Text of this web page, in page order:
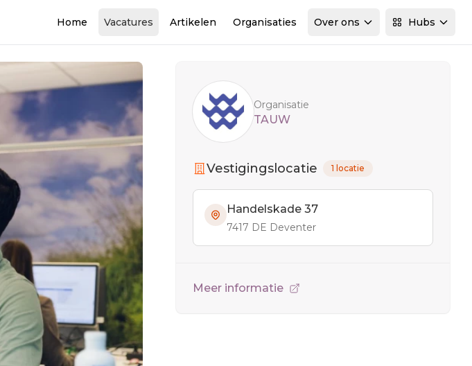
Home Vacatures Artikelen Organisaties Over ons Hubs
Organisatie
TAUW
Vestigingslocatie 1 locatie
Handelskade 37
7417 DE Deventer
Meer informatie